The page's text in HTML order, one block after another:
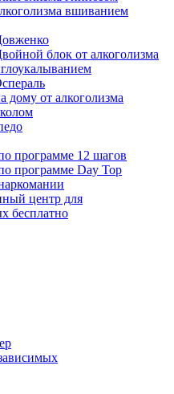
вшиванием
блок от алкоголизма
дому от алкоголизма
программе 12 шагов
программе Day Top
центр для
бесплатно